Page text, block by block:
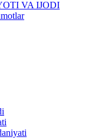
VA IJODI